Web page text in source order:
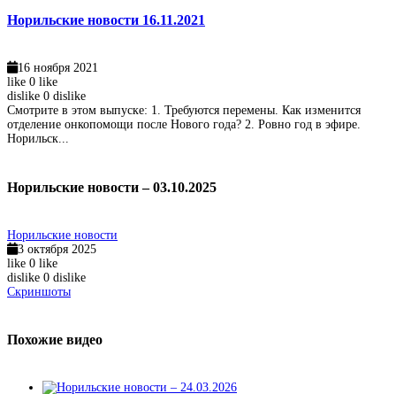
Норильские новости 16.11.2021
16 ноября 2021
like 0 like
dislike 0 dislike
Смотрите в этом выпуске: 1. Требуются перемены. Как изменится
отделение онкопомощи после Нового года? 2. Ровно год в эфире.
Норильск...
Норильские новости – 03.10.2025
Норильские новости
3 октября 2025
like 0 like
dislike 0 dislike
Скриншоты
Похожие видео